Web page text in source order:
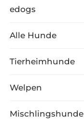
edogs
Alle Hunde
Tierheimhunde
Welpen
Mischlingshunde